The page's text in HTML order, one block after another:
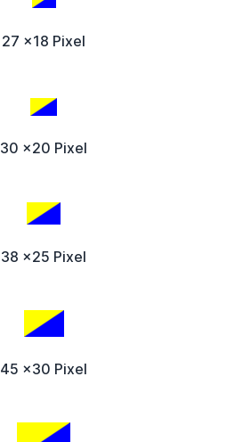
27 x18 Pixel
30 x20 Pixel
38 x25 Pixel
45 x30 Pixel